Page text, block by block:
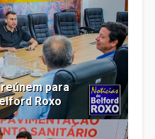
para
Roxo